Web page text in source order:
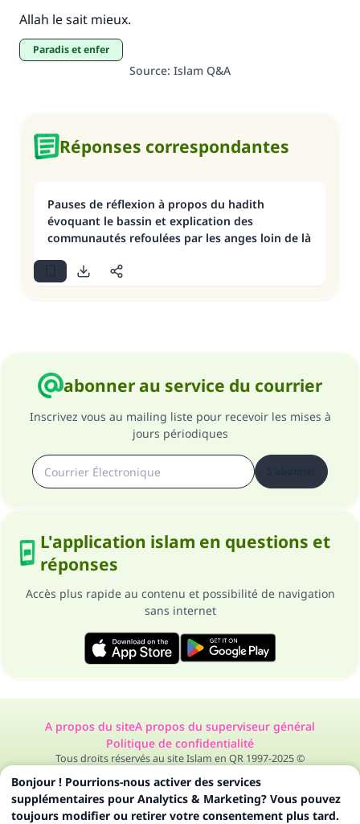
Allah le sait mieux.
paradis et enfer
Source: Islam Q&A
Réponses correspondantes
Pauses de réflexion à propos du hadith
évoquant le bassin et explication des
communautés refoulées par les anges loin de là
abonner au service du courrier
Inscrivez vous au mailing liste pour recevoir les mises à
jours périodiques
L'application islam en questions et
réponses
Accès plus rapide au contenu et possibilité de navigation
sans internet
A propos du siteA propos du superviseur général
Politique de confidentialité
Tous droits réservés au site Islam en QR 1997-2025 ©
Bonjour ! Pourrions-nous activer des services
supplémentaires pour Analytics & Marketing? Vous pouvez
toujours modifier ou retirer votre consentement plus tard.